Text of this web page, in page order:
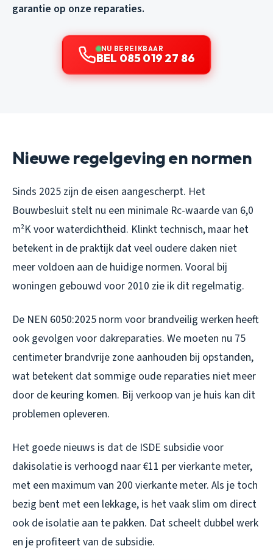
garantie op onze reparaties.
NU BEREIKBAAR
BEL 085 019 27 86
Nieuwe regelgeving en normen
Sinds 2025 zijn de eisen aangescherpt. Het
Bouwbesluit stelt nu een minimale Rc-waarde van 6,0
m²K voor waterdichtheid. Klinkt technisch, maar het
betekent in de praktijk dat veel oudere daken niet
meer voldoen aan de huidige normen. Vooral bij
woningen gebouwd voor 2010 zie ik dit regelmatig.
De NEN 6050:2025 norm voor brandveilig werken heeft
ook gevolgen voor dakreparaties. We moeten nu 75
centimeter brandvrije zone aanhouden bij opstanden,
wat betekent dat sommige oude reparaties niet meer
door de keuring komen. Bij verkoop van je huis kan dit
problemen opleveren.
Het goede nieuws is dat de ISDE subsidie voor
dakisolatie is verhoogd naar €11 per vierkante meter,
met een maximum van 200 vierkante meter. Als je toch
bezig bent met een lekkage, is het vaak slim om direct
ook de isolatie aan te pakken. Dat scheelt dubbel werk
en je profiteert van de subsidie.